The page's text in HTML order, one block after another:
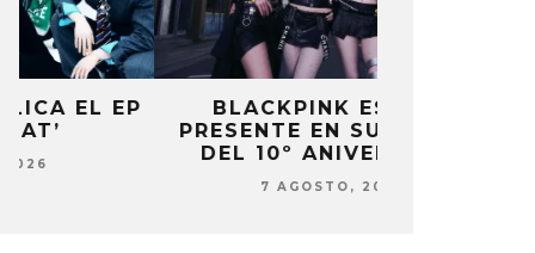
BLACKPINK ESTARÁ
PRESENTE EN SU EVENTO
DEL 10º ANIVERSARIO
7 AGOSTO, 2026